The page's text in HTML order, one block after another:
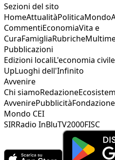
Sezioni del sito
HomeAttualitàPoliticaMondo
CommentiEconomiaVita e
CuraFamigliaRubriche
Pubblicazioni
Edizioni localiL'economia civile
UpLuoghi dell'Infinito
Avvenire
Chi siamoRedazione
AvvenirePubblicità
Mondo CEI
SIRRadio InBluTV2000FISC